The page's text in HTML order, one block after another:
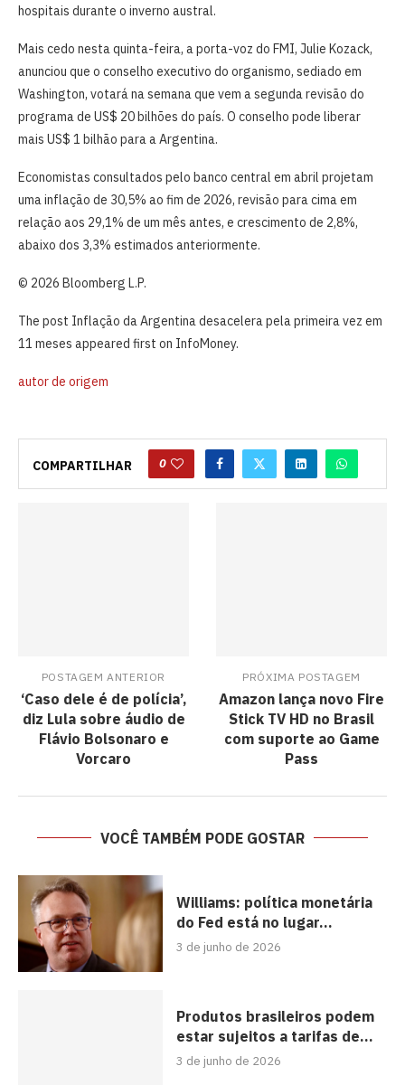
hospitais durante o inverno austral.
Mais cedo nesta quinta-feira, a porta-voz do FMI, Julie Kozack,
anunciou que o conselho executivo do organismo, sediado em
Washington, votará na semana que vem a segunda revisão do
programa de US$ 20 bilhões do país. O conselho pode liberar
mais US$ 1 bilhão para a Argentina.
Economistas consultados pelo banco central em abril projetam
uma inflação de 30,5% ao fim de 2026, revisão para cima em
relação aos 29,1% de um mês antes, e crescimento de 2,8%,
abaixo dos 3,3% estimados anteriormente.
© 2026 Bloomberg L.P.
The post Inflação da Argentina desacelera pela primeira vez em
11 meses appeared first on InfoMoney.
autor de origem
COMPARTILHAR 0
POSTAGEM ANTERIOR
‘Caso dele é de polícia’,
diz Lula sobre áudio de
Flávio Bolsonaro e
Vorcaro
PRÓXIMA POSTAGEM
Amazon lança novo Fire
Stick TV HD no Brasil
com suporte ao Game
Pass
VOCÊ TAMBÉM PODE GOSTAR
Williams: política monetária
do Fed está no lugar...
3 de junho de 2026
Produtos brasileiros podem
estar sujeitos a tarifas de...
3 de junho de 2026